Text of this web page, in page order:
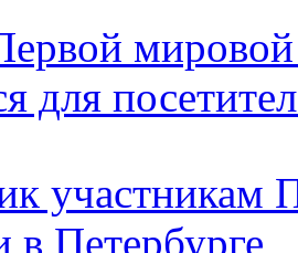
для
участникам
в Петербурге